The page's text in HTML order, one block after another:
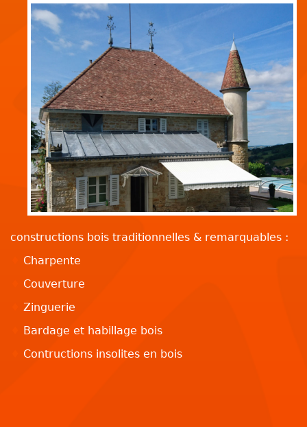
constructions bois traditionnelles & remarquables :
Charpente
Couverture
Zinguerie
Bardage et habillage bois
Contructions insolites en bois